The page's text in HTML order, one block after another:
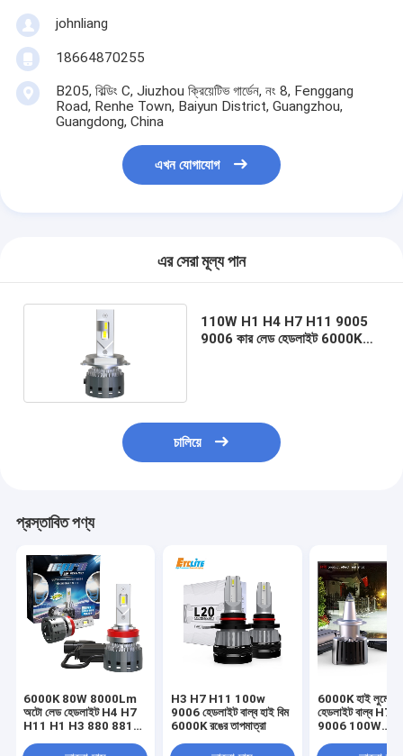
johnliang
18664870255
B205, বিল্ডিং C, Jiuzhou ক্রিয়েটিভ গার্ডেন, নং 8, Fenggang
Road, Renhe Town, Baiyun District, Guangzhou,
Guangdong, China
এখন যোগাযোগ
এর সেরা মূল্য পান
110W H1 H4 H7 H11 9005
9006 কার লেড হেডলাইট 6000K
চালিয়ে
প্রস্তাবিত পণ্য
6000K 80W 8000Lm
অটো লেড হেডলাইট H4 H7
H11 H1 H3 880 881
H3 H7 H11 100w
9006 হেডলাইট বাল্ব হাই বিম
6000K রঙের তাপমাত্রা
6000K হাই লুমেন
হেডলাইট বাল্ব H7
9006 100W